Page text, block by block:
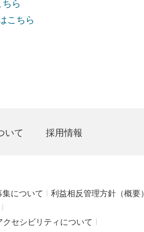
こちら
いて 採用情報
について
利益相反管理方針（概要）
クセシビリティについて